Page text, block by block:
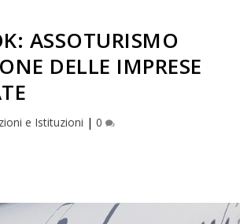
ASSOTURISMO
DELLE IMPRESE
e Istituzioni | 0